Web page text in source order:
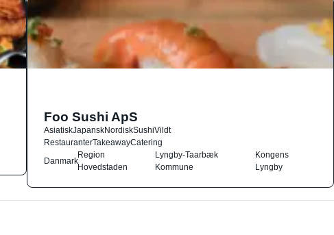
Foo Sushi ApS
AsiatiskJapanskNordiskSushiVildt
RestauranterTakeawayCatering
Danmark
Region
Hovedstaden
Lyngby-Taarbæk
Kommune
Kongens
Lyngby